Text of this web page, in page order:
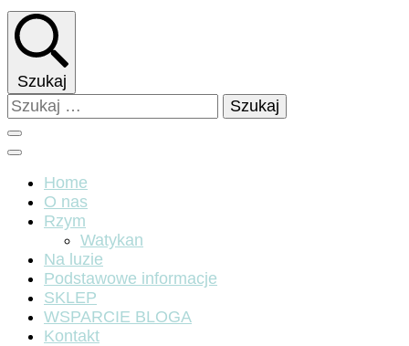
Szukaj
Szukaj:
Home
O nas
Rzym
Watykan
Na luzie
Podstawowe informacje
SKLEP
WSPARCIE BLOGA
Kontakt